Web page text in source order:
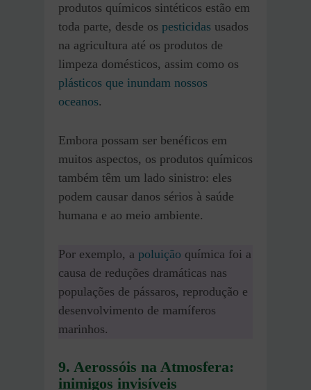
produtos químicos sintéticos estão em
toda parte, desde os pesticidas usados
na agricultura até os produtos de
limpeza domésticos, assim como os
plásticos que inundam nossos
oceanos.
Embora possam ser benéficos em
muitos aspectos, os produtos químicos
também têm um lado sinistro: eles
podem causar danos sérios à saúde
humana e ao meio ambiente.
Por exemplo, a poluição química foi a
causa de reduções dramáticas nas
populações de pássaros, reprodução e
desenvolvimento de mamíferos
marinhos.
9. Aerossóis na Atmosfera:
inimigos invisíveis